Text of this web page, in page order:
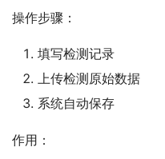
操作步骤：
填写检测记录
上传检测原始数据
系统自动保存
作用：